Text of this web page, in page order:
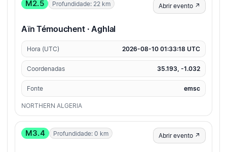
M2.5 Profundidade: 22 km Abrir evento ↗
Aïn Témouchent · Aghlal
Hora (UTC) 2026-08-10 01:33:18 UTC
Coordenadas 35.193, -1.032
Fonte emsc
NORTHERN ALGERIA
M3.4 Profundidade: 0 km Abrir evento ↗